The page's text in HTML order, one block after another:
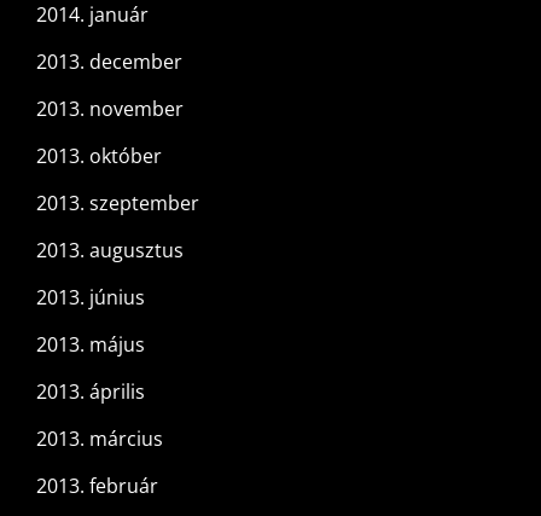
2014. január
2013. december
2013. november
2013. október
2013. szeptember
2013. augusztus
2013. június
2013. május
2013. április
2013. március
2013. február